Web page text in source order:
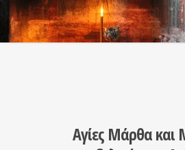
Αγίες Μάρθα και